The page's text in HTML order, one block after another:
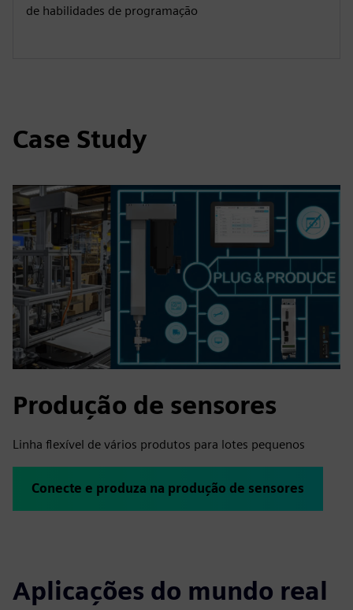
de habilidades de programação
Case Study
Produção de sensores
Linha flexível de vários produtos para lotes pequenos
Conecte e produza na produção de sensores
Aplicações do mundo real